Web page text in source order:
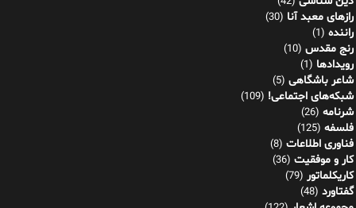
رازهای معبد آنا (30)
راننده (1)
رنج مقدس (10)
رویدادها (1)
شاعر باشگاهی (5)
شبکه‌های اجتماعی! (109)
شرنامه (26)
فلسفه (125)
فناوری اطلاعات (8)
کار و موفقیت (36)
کاریکلماتور (79)
گفتاورد (48)